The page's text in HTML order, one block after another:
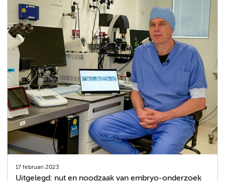
17 februari 2023
Uitgelegd: nut en noodzaak van embryo-onderzoek